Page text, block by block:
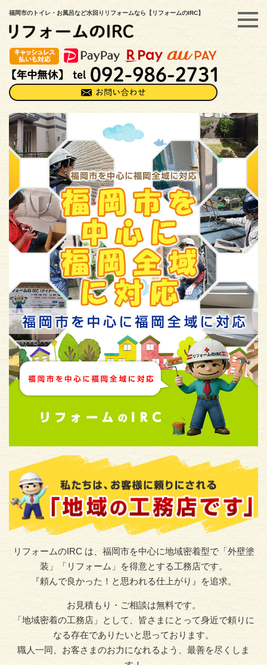
福岡市のトイレ・お風呂など水回りリフォームなら【リフォームのIRC】
リフォームのIRC は、福岡市を中心に地域密着型で「外壁塗
装」「リフォーム」を得意とする工務店です。
『頼んで良かった！と思われる仕上がり』を追求。
お見積もり・ご相談は無料です。
「地域密着の工務店」として、皆さまにとって身近で頼りに
なる存在でありたいと思っております。
職人一同、お客さまのお力になれるよう、最善を尽くしま